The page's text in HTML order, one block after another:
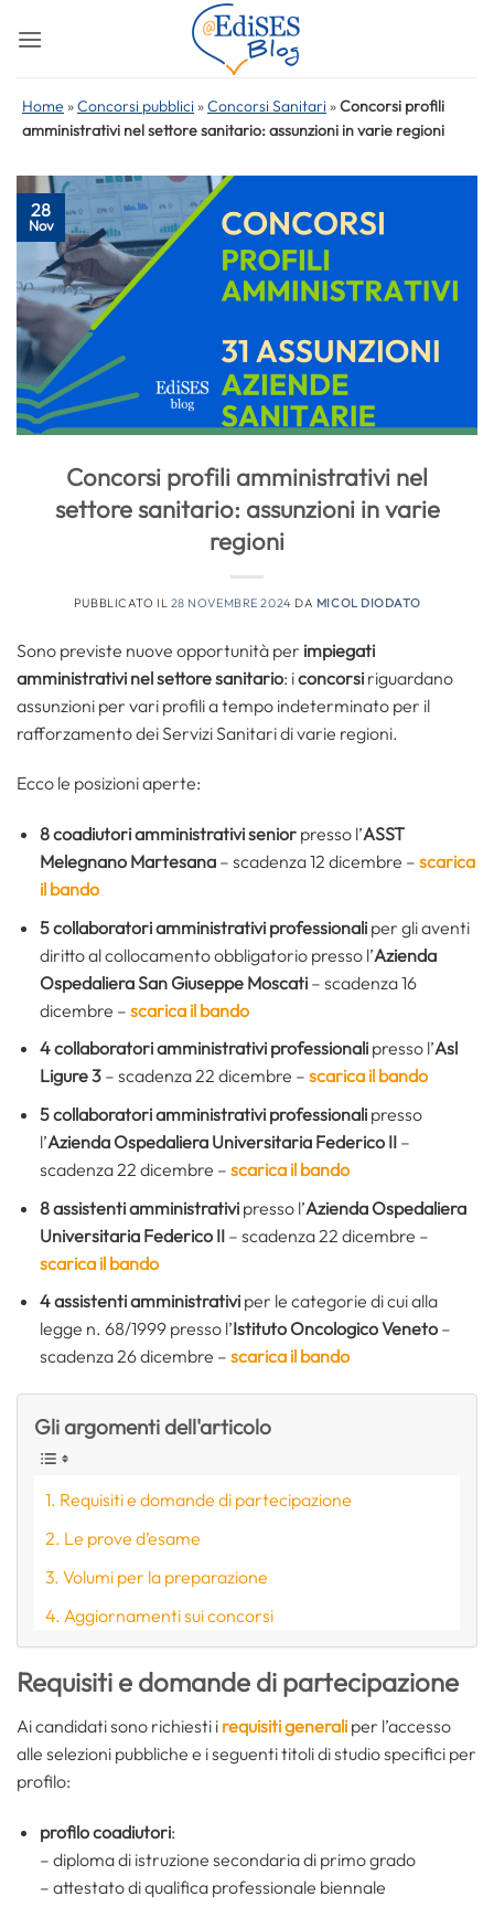
Home »Concorsi pubblici »Concorsi Sanitari »Concorsi profili
amministrativi nel settore sanitario: assunzioni in varie regioni
28
Nov
Concorsi profili amministrativi nel
settore sanitario: assunzioni in varie
regioni
PUBBLICATO IL 28 NOVEMBRE 2024 DA MICOL DIODATO
Sono previste nuove opportunità per impiegati
amministrativi nel settore sanitario: iconcorsi riguardano
assunzioni per vari profili a tempo indeterminato per il
rafforzamento dei Servizi Sanitari di varie regioni.
Ecco le posizioni aperte:
8 coadiutori amministrativi seniorpresso l’ASST
Melegnano Martesana– scadenza 12 dicembre – scarica
il bando
5collaboratori amministrativi professionaliper gli aventi
diritto al collocamento obbligatorio presso l’Azienda
Ospedaliera San Giuseppe Moscati– scadenza 16
dicembre – scarica il bando
4collaboratori amministrativi professionalipresso l’Asl
Ligure 3– scadenza 22 dicembre – scarica il bando
5collaboratori amministrativi professionalipresso
l’Azienda Ospedaliera Universitaria Federico II–
scadenza 22 dicembre – scarica il bando
8assistenti amministrativipresso l’Azienda Ospedaliera
Universitaria Federico II– scadenza 22 dicembre –
scarica il bando
4assistenti amministrativiper le categorie di cui alla
legge n. 68/1999 presso l’Istituto Oncologico Veneto–
scadenza 26 dicembre – scarica il bando
Gli argomenti dell'articolo
Requisiti e domande di partecipazione
Le prove d’esame
Volumi per la preparazione
Aggiornamenti sui concorsi
Requisiti e domande di partecipazione
Ai candidati sono richiesti i requisiti generali per l’accesso
alle selezioni pubbliche e i seguenti titoli di studio specifici per
profilo:
profilo coadiutori:
– diploma di istruzione secondaria di primo grado
– attestato di qualifica professionale biennale